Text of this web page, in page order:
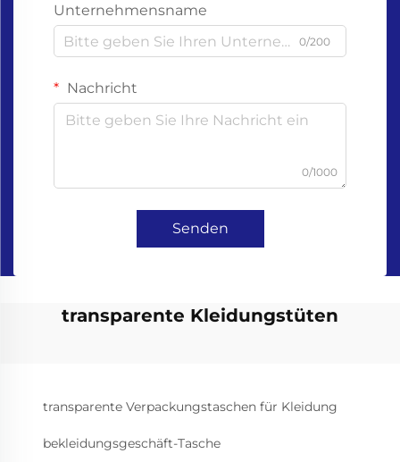
Unternehmensname
0/200
Nachricht
0/1000
Senden
transparente Kleidungstüten
transparente Verpackungstaschen für Kleidung
bekleidungsgeschäft-Tasche